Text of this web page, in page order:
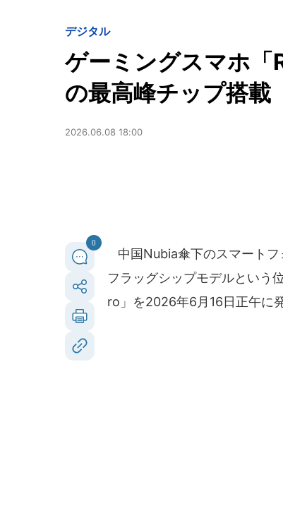
デジタル
ゲーミングスマホ
の最高峰チップ搭載
2026.06.08 18:00
0
中国Nubia傘下のスマートフ
フラッグシップモデルという
ro」を2026年6月16日正午に